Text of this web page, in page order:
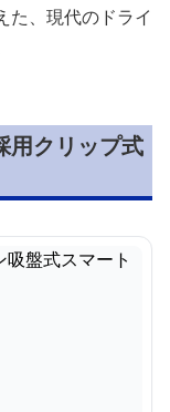
た、現代のドライ
用クリップ式